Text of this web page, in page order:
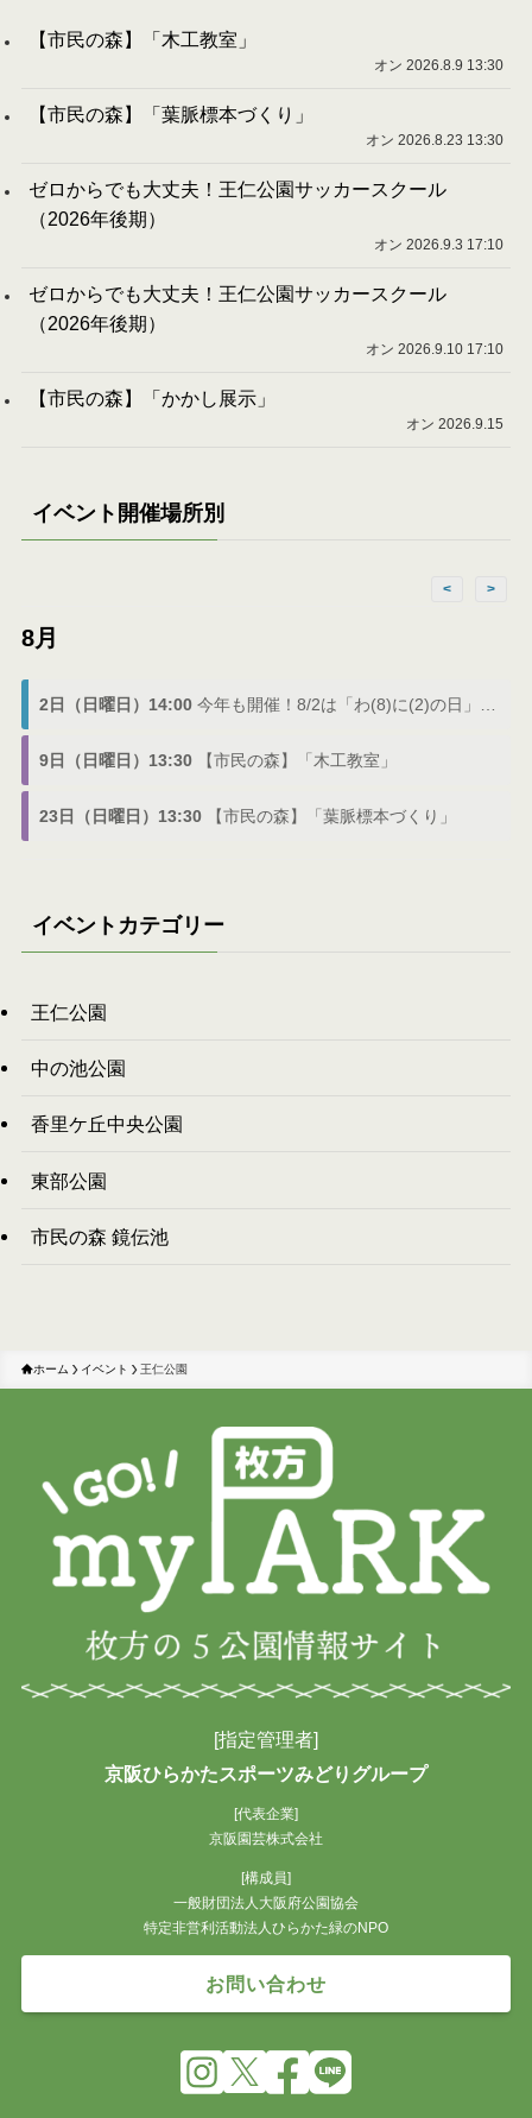
【市民の森】「木工教室」
オン 2026.8.9 13:30
【市民の森】「葉脈標本づくり」
オン 2026.8.23 13:30
ゼロからでも大丈夫！王仁公園サッカースクール
（2026年後期）
オン 2026.9.3 17:10
ゼロからでも大丈夫！王仁公園サッカースクール
（2026年後期）
オン 2026.9.10 17:10
【市民の森】「かかし展示」
オン 2026.9.15
イベント開催場所別
< >
8月
2日（日曜日）14:00 今年も開催！8/2は「わ(8)に(2)の日」でわにフェス
9日（日曜日）13:30 【市民の森】「木工教室」
23日（日曜日）13:30 【市民の森】「葉脈標本づくり」
イベントカテゴリー
王仁公園
中の池公園
香里ケ丘中央公園
東部公園
市民の森 鏡伝池
ホーム イベント 王仁公園
[指定管理者]
京阪ひらかたスポーツみどりグループ
[代表企業]
京阪園芸株式会社
[構成員]
一般財団法人大阪府公園協会
特定非営利活動法人ひらかた緑のNPO
お問い合わせ